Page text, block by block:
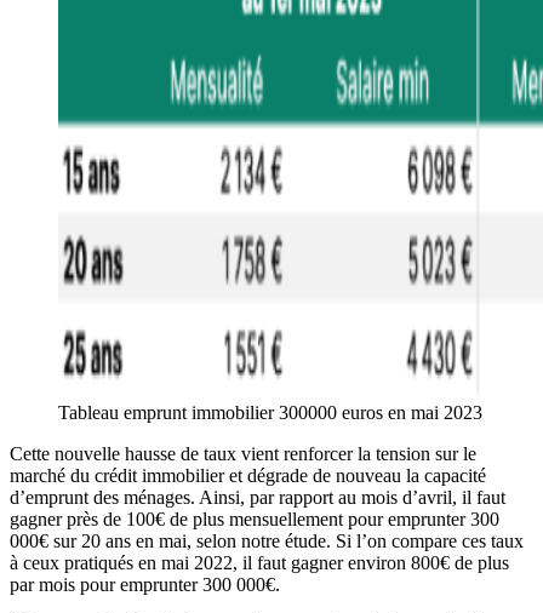
Tableau emprunt immobilier 300000 euros en mai 2023
Cette nouvelle hausse de taux vient renforcer la tension sur le
marché du crédit immobilier et dégrade de nouveau la capacité
d’emprunt des ménages. Ainsi, par rapport au mois d’avril, il faut
gagner près de 100€ de plus mensuellement pour emprunter 300
000€ sur 20 ans en mai, selon notre étude. Si l’on compare ces taux
à ceux pratiqués en mai 2022, il faut gagner environ 800€ de plus
par mois pour emprunter 300 000€.